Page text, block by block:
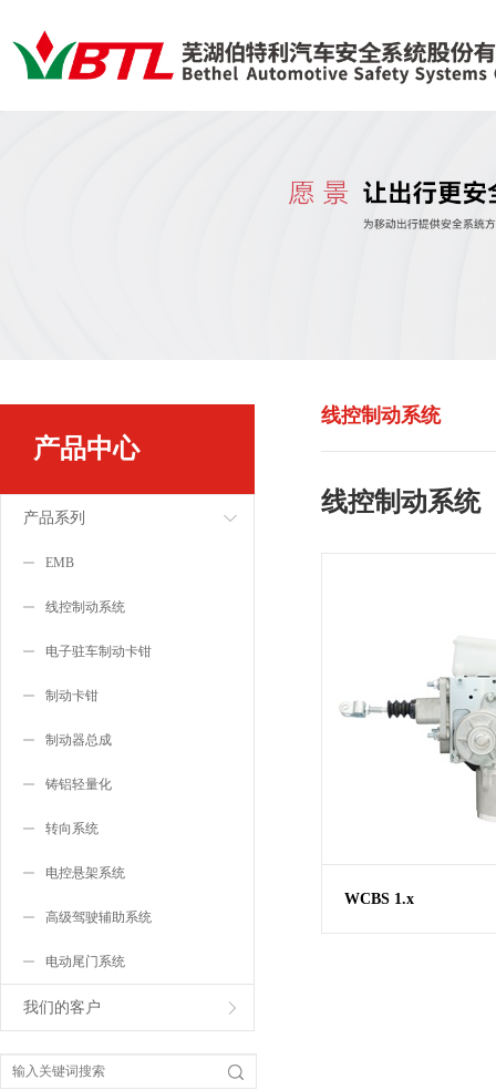
产品中心
产品系列
EMB
线控制动系统
电子驻车制动卡钳
制动卡钳
制动器总成
铸铝轻量化
转向系统
电控悬架系统
高级驾驶辅助系统
电动尾门系统
我们的客户
线控制动系统
线控制动系统
WCBS 1.x